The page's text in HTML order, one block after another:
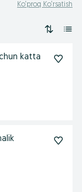
Ko‘proq Ko‘rsatish
katta